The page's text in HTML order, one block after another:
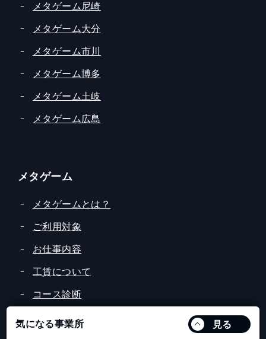
気になる事業所 見る
メタゲーム尼崎
メタゲーム大分
メタゲーム市川
メタゲーム博多
メタゲーム土岐
メタゲーム広島
メタゲーム
メタゲームとは？
ご利用対象
お仕事内容
工賃について
コース診断
無料体験